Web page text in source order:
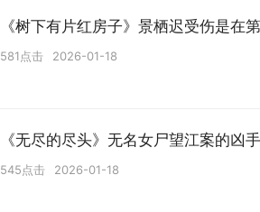
《树下有片红房子》景栖迟受伤是在
581点击 2026-01-18
《无尽的尽头》无名女尸望江案的凶
545点击 2026-01-18